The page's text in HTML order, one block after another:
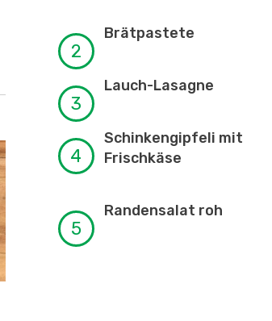
Brätpastete
Lauch-Lasagne
Schinkengipfeli mit
Frischkäse
Randensalat roh